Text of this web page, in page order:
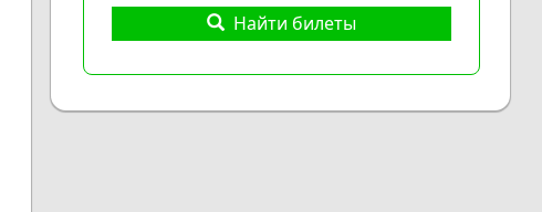
Найти билеты